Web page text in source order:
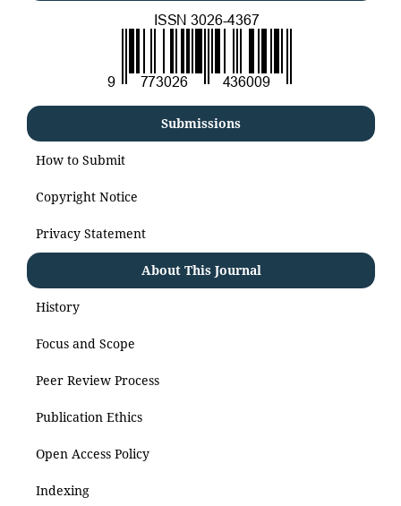
Submissions
How to Submit
Copyright Notice
Privacy Statement
About This Journal
History
Focus and Scope
Peer Review Process
Publication Ethics
Open Access Policy
Indexing